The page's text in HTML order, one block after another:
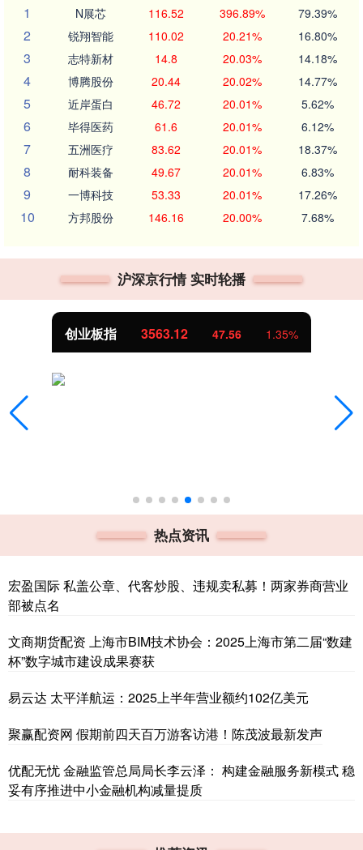
1
N展芯 116.52 396.89% 79.39%
2 锐翔智能 110.02 20.21% 16.80%
3 志特新材 14.8 20.03% 14.18%
4 博腾股份 20.44 20.02% 14.77%
5 近岸蛋白 46.72 20.01% 5.62%
6 毕得医药 61.6 20.01% 6.12%
7 五洲医疗 83.62 20.01% 18.37%
8 耐科装备 49.67 20.01% 6.83%
9 一博科技 53.33 20.01% 17.26%
10 方邦股份 146.16 20.00% 7.68%
沪深京行情 实时轮播
创业板指 3563.12 47.56 1.35%
热点资讯
宏盈国际 私盖公章、代客炒股、违规卖私募！两家券商营业
部被点名
文商期货配资 上海市BIM技术协会：2025上海市第二届“数建
杯”数字城市建设成果赛获
易云达 太平洋航运：2025上半年营业额约102亿美元
聚赢配资网 假期前四天百万游客访港！陈茂波最新发声
优配无忧 金融监管总局局长李云泽： 构建金融服务新模式 稳
妥有序推进中小金融机构减量提质